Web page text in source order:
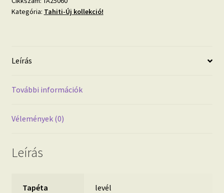
design
mennyiség
Kategória: Tahiti-Új kollekció!
Leírás
További információk
Vélemények (0)
Leírás
Tapéta
levél